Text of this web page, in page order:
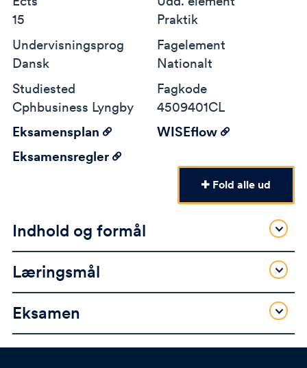
15
Praktik
Undervisningsprog
Dansk
Fagelement
Nationalt
Studiested
Cphbusiness Lyngby
Fagkode
4509401CL
Eksamensplan
WISEflow
Eksamensregler
Fold alle ud
Indhold og formål
Læringsmål
Eksamen